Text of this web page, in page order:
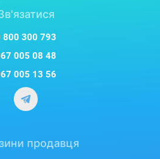
800 300 793
005 08 48
005 13 56
продавця